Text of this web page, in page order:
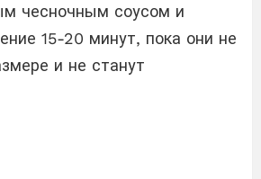
чесночным соусом и
15-20 минут, пока они не
и не станут